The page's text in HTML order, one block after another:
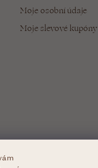
Moje osobní údaje
Moje slevové kupóny